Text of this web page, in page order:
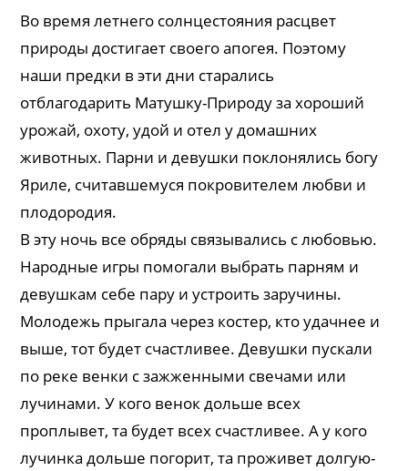
Во время летнего солнцестояния расцвет
природы достигает своего апогея. Поэтому
наши предки в эти дни старались
отблагодарить Матушку-Природу за хороший
урожай, охоту, удой и отел у домашних
животных. Парни и девушки поклонялись богу
Яриле, считавшемуся покровителем любви и
плодородия.
В эту ночь все обряды связывались с любовью.
Народные игры помогали выбрать парням и
девушкам себе пару и устроить заручины.
Молодежь прыгала через костер, кто удачнее и
выше, тот будет счастливее. Девушки пускали
по реке венки с зажженными свечами или
лучинами. У кого венок дольше всех
проплывет, та будет всех счастливее. А у кого
лучинка дольше погорит, та проживет долгую-